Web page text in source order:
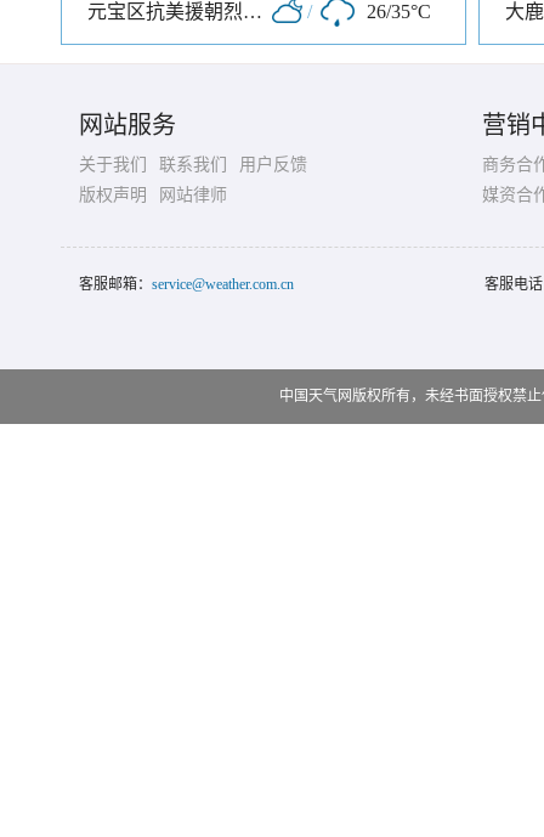
元宝区抗美援朝烈士陵园 / 26/35°C 大
网站服务
关于我们 联系我们
用户反馈
版权声明
网站律师
营销
商务合
媒资合
客服邮箱： service@weather.com.cn 客服电
中国天气网版权所有，未经书面授权